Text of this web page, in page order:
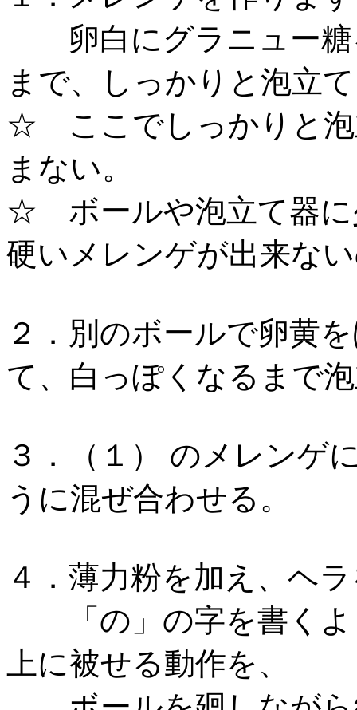
卵白にグラニュー糖
まで、しっかりと泡立
☆ ここでしっかりと泡
まない。
☆ ボールや泡立て器に
硬いメレンゲが出来な
２．別のボールで卵黄
て、白っぽくなるまで
３．（１） のメレンゲ
うに混ぜ合わせる。
４．薄力粉を加え、ヘ
「の」の字を書くよ
上に被せる動作を、